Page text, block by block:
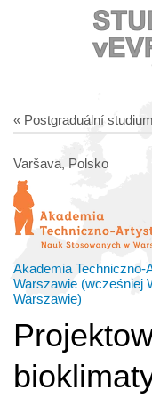
« Postgraduální
Varšava, Polsko
Akademia
Warszawie (wcześniej
Warszawie)